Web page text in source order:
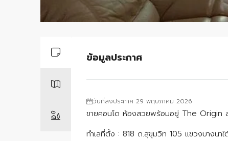
ข้อมูลประกาศ
วันที่ลงประกาศ 29 พฤษภาคม 2026
ขายคอนโด ห้องสวยพร้อมอยู่ The Origin
ทำเลที่ตั้ง : 818 ถ.สุขุมวิท 105 แขวงบางนา